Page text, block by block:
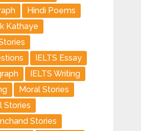
Hindi Poems
Kathaye
IELTS Essay
IELTS Writing
Moral Stories
Stories
Stories